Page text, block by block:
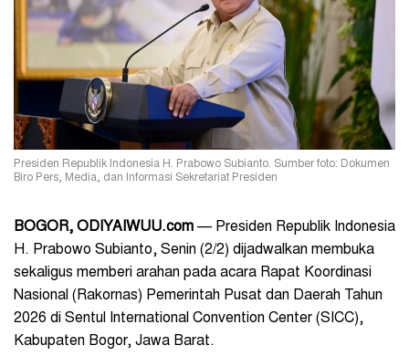
Presiden Republik Indonesia H. Prabowo Subianto. Sumber foto: Dokumen
Biro Pers, Media, dan Informasi Sekretariat Presiden
BOGOR, ODIYAIWUU.com — Presiden Republik Indonesia
H. Prabowo Subianto, Senin (2/2) dijadwalkan membuka
sekaligus memberi arahan pada acara Rapat Koordinasi
Nasional (Rakornas) Pemerintah Pusat dan Daerah Tahun
2026 di Sentul International Convention Center (SICC),
Kabupaten Bogor, Jawa Barat.